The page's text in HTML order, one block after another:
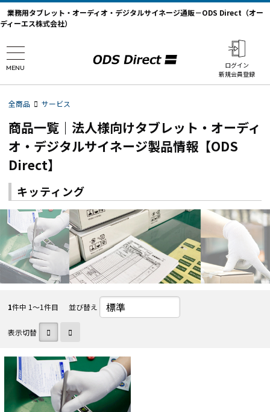
業務用タブレット・オーディオ・デジタルサイネージ通販－ODS Direct（オー
ディーエス株式会社）
MENU
ログイン
新規会員登録
全商品 サービス
商品一覧｜法人様向けタブレット・オーディ
オ・デジタルサイネージ製品情報【ODS
Direct】
キッティング
1件中 1〜1件目 並び替え
表示切替